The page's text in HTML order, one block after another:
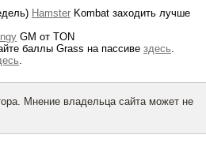
Hamster Kombat заходить лучше
GM от
на пассиве здесь
Мнение владельца сайта может не